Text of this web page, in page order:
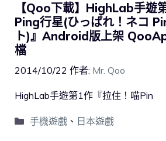
【Qoo下載】HighLab手遊
Ping行星(ひっぱれ！ネコ
ト)』Android版上架
檔
2014/10/22 作者: Mr. Qoo
HighLab手遊第1作『拉住！喵Pin
手機遊戲、 日本遊戲